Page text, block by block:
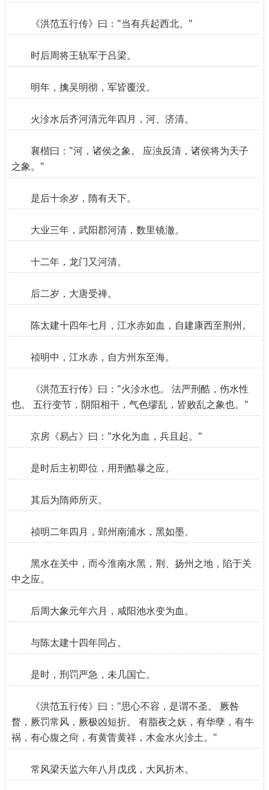
《洪范五行传》曰："当有兵起西北。"
时后周将王轨军于吕梁。
明年，擒吴明彻，军皆覆没。
火沴水后齐河清元年四月，河、济清。
襄楷曰："河，诸侯之象。 应浊反清，诸侯将为天子
之象。"
是后十余岁，隋有天下。
大业三年，武阳郡河清，数里镜澈。
十二年，龙门又河清。
后二岁，大唐受禅。
陈太建十四年七月，江水赤如血，自建康西至荆州。
祯明中，江水赤，自方州东至海。
《洪范五行传》曰："火沴水也。 法严刑酷，伤水性
也。 五行变节，阴阳相干，气色缪乱，皆败乱之象也。"
京房《易占》曰："水化为血，兵且起。"
是时后主初即位，用刑酷暴之应。
其后为隋师所灭。
祯明二年四月，郢州南浦水，黑如墨。
黑水在关中，而今淮南水黑，荆、扬州之地，陷于关
中之应。
后周大象元年六月，咸阳池水变为血。
与陈太建十四年同占。
是时，刑罚严急，未几国亡。
《洪范五行传》曰："思心不容，是谓不圣。 厥咎
瞀，厥罚常风，厥极凶短折。 有脂夜之妖，有华孽，有牛
祸，有心腹之疴，有黄眚黄祥，木金水火沴土。"
常风梁天监六年八月戊戌，大风折木。